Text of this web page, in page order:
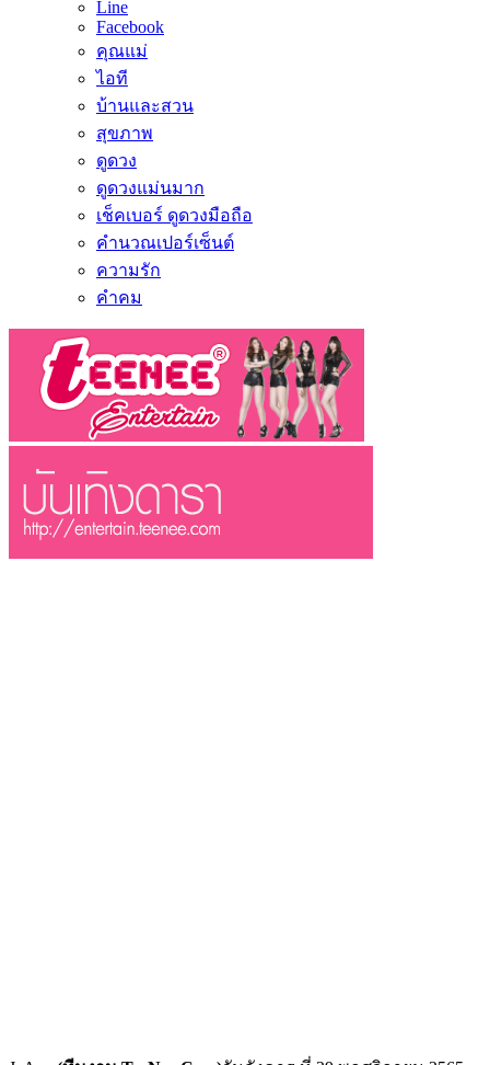
Line
Facebook
คุณแม่
ไอที
บ้านและสวน
สุขภาพ
ดูดวง
ดูดวงแม่นมาก
เช็คเบอร์ ดูดวงมือถือ
คำนวณเปอร์เซ็นต์
ความรัก
คำคม